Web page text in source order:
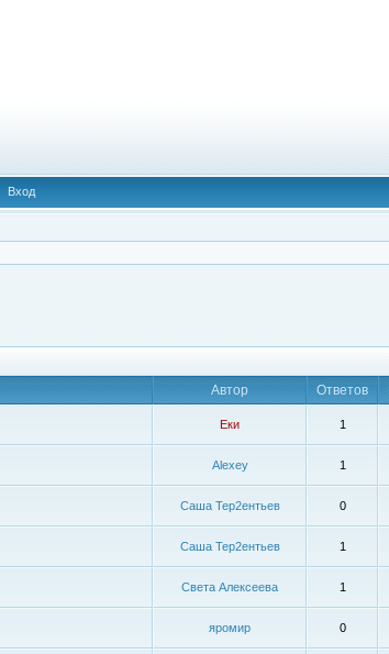
Вход
Автор Ответов
Еки 1
Alexey 1
Саша Тер2ентьев 0
Саша Тер2ентьев 1
Света Алексеева 1
яромир 0